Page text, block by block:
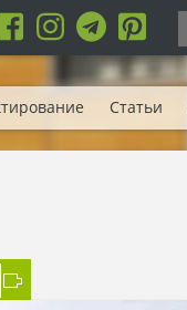
Статьи